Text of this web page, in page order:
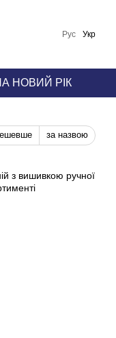
Укр
Рус
НОВИЙ РІК
за назвою